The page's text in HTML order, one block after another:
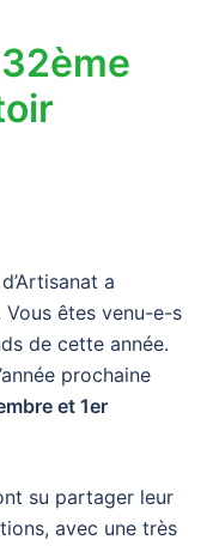
a
êtes venu-e-s
de cette année.
prochaine
et 1er
su partager leur
avec une très